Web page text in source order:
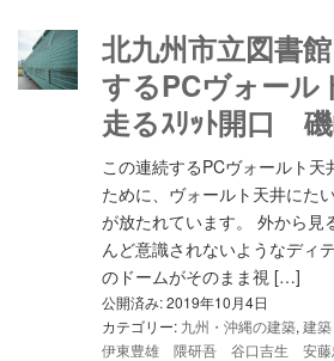
北九州市立図書
するPCヴォール
走るｽﾘｯﾄ開口
この連続するPCヴォールト天
ために、ヴォールト天井にた
が放たれています。 外から見
んど意識されないようなディ
のドームがそのまま視 […]
公開済み: 2019年10月4日
カテゴリー: 九州・沖縄の建築, 建
伊東豊雄 隈研吾 谷口吉生 安